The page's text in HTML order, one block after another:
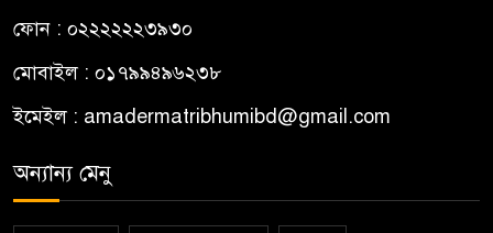
ফোন : ০২২২২২২৩৯৩০
মোবাইল : ০১৭৯৯৪৯৬২৩৮
ইমেইল : amadermatribhumibd@gmail.com
অন্যান্য মেনু